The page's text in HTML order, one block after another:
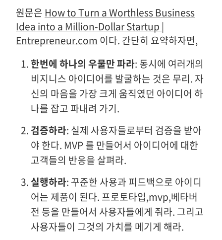
원문은 How to Turn a Worthless Business
Idea into a Million-Dollar Startup |
Entrepreneur.com 이다. 간단히 요약하자면,
한번에 하나의 우물만 파라: 동시에 여러개의
비지니스 아이디어를 발굴하는 것은 무리. 자
신의 마음을 가장 크게 움직였던 아이디어 하
나를 잡고 파내려 가기.
검증하라: 실제 사용자들로부터 검증을 받아
야 한다. MVP 를 만들어서 아이디어에 대한
고객들의 반응을 살펴라.
실행하라: 꾸준한 사용과 피드백으로 아이디
어는 제품이 된다. 프로토타입,mvp,베타버
전 등을 만들어서 사용자들에게 줘라. 그리고
사용자들이 그것의 가치를 메기게 해라.